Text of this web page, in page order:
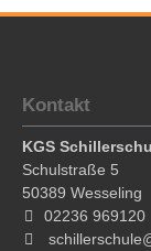
Kontakt
KGS
Schulstraße 5
50389 Wesseling
02236 969120